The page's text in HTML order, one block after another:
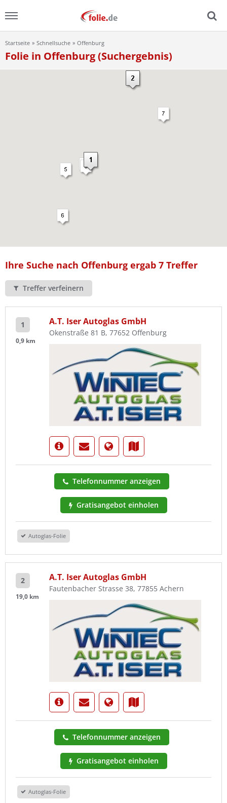
Menu
Home
Startseite Schnellsuche Offenburg
Folie in Offenburg (Suchergebnis)
Ihre Suche nach Offenburg ergab 7 Treffer
Treffer verfeinern
1
0,9 km
A.T. Iser Autoglas GmbH
Okenstraße 81 B, 77652 Offenburg
Telefonnummer anzeigen
Gratisangebot einholen
Autoglas-Folie
2
19,0 km
A.T. Iser Autoglas GmbH
Fautenbacher Strasse 38, 77855 Achern
Telefonnummer anzeigen
Gratisangebot einholen
Autoglas-Folie